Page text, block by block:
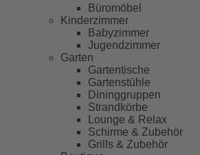
Büromöbel
Kinderzimmer
Babyzimmer
Jugendzimmer
Garten
Gartentische
Gartenstühle
Dininggruppen
Strandkörbe
Lounge & Relax
Schirme & Zubehör
Grills & Zubehör